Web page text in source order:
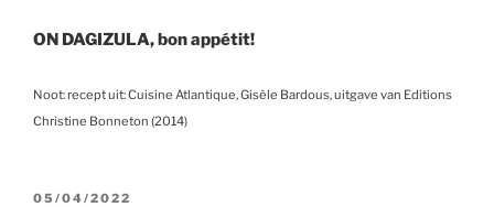
ON DAGIZULA, bon appétit!
Noot: recept uit: Cuisine Atlantique, Gisèle Bardous, uitgave van Editions
Christine Bonneton (2014)
GEPLAATST
05/04/2022